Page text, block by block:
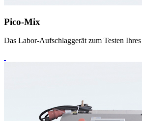
Pico-Mix
Das Labor-Aufschlaggerät zum Testen Ihres